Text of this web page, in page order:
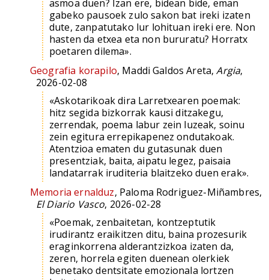
asmoa duen? Izan ere, bidean bide, eman
gabeko pausoek zulo sakon bat ireki izaten
dute, zanpatutako lur lohituan ireki ere. Non
hasten da etxea eta non bururatu? Horratx
poetaren dilema».
Geografia korapilo, Maddi Galdos Areta,Argia,
2026-02-08
«Askotarikoak dira Larretxearen poemak:
hitz segida bizkorrak kausi ditzakegu,
zerrendak, poema labur zein luzeak, soinu
zein egitura errepikapenez ondutakoak.
Atentzioa ematen du gutasunak duen
presentziak, baita, aipatu legez, paisaia
landatarrak iruditeria blaitzeko duen erak».
Memoria ernalduz, Paloma Rodriguez-Miñambres,
El Diario Vasco, 2026-02-28
«Poemak, zenbaitetan, kontzeptutik
irudirantz eraikitzen ditu, baina prozesurik
eraginkorrena alderantzizkoa izaten da,
zeren, horrela egiten duenean olerkiek
benetako dentsitate emozionala lortzen